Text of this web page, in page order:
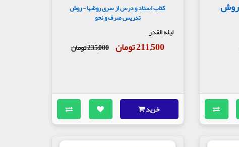
کتاب استاد و درس از سری روشها - روش
تدریس صرف و نحو
لیله القدر
211,500 تومان 235,000 تومان
خرید